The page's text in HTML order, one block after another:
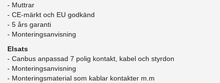
- Muttrar
- CE-märkt och EU godkänd
​- 5 års garanti
- Monteringsanvisning
Elsats
- Canbus anpassad 7 polig kontakt, kabel och styrdon
- Monteringsanvisning
- Monteringsmaterial som kablar kontakter m.m